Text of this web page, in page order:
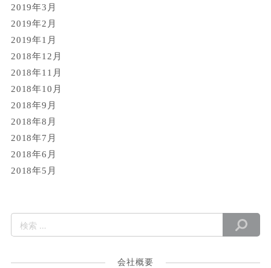
2019年3月
2019年2月
2019年1月
2018年12月
2018年11月
2018年10月
2018年9月
2018年8月
2018年7月
2018年6月
2018年5月
会社概要